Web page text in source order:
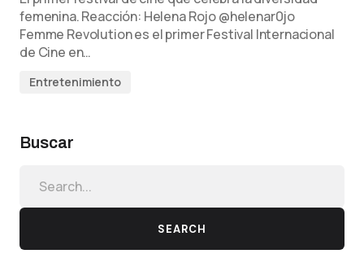
femenina. Reacción: Helena Rojo @helenar0jo
Femme Revolution es el primer Festival Internacional
de Cine en…
Entretenimiento
Buscar
SEARCH